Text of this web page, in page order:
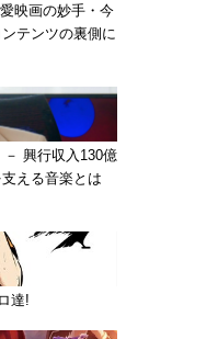
映画の妙手・今
テンツの裏側に
興行収入130億
える音楽とは
達!